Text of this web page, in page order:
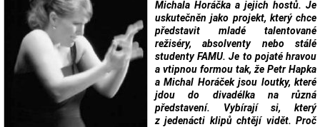
Michala Horáčka a jejich hostů. Je
uskutečněn jako projekt, který chce
představit mladé talentované
režiséry, absolventy nebo stálé
studenty FAMU. Je to pojaté hravou
a vtipnou formou tak, že Petr Hapka
a Michal Horáček jsou loutky, které
jdou do divadélka na různá
představení. Vybírají si, který
z jedenácti klipů chtějí vidět. Proč